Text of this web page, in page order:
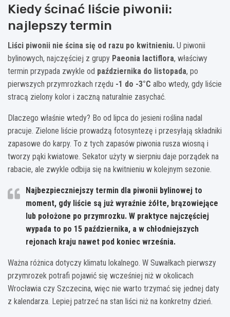
Kiedy ścinać liście piwonii:
najlepszy termin
Liści piwonii nie ścina się od razu po kwitnieniu. U piwonii
bylinowych, najczęściej z grupy Paeonia lactiflora, właściwy
termin przypada zwykle od października do listopada, po
pierwszych przymrozkach rzędu -1 do -3°C albo wtedy, gdy liście
stracą zielony kolor i zaczną naturalnie zasychać.
Dlaczego właśnie wtedy? Bo od lipca do jesieni roślina nadal
pracuje. Zielone liście prowadzą fotosyntezę i przesyłają składniki
zapasowe do karpy. To z tych zapasów piwonia rusza wiosną i
tworzy pąki kwiatowe. Sekator użyty w sierpniu daje porządek na
rabacie, ale zwykle odbija się na kwitnieniu w kolejnym sezonie.
Najbezpieczniejszy termin dla piwonii bylinowej to
moment, gdy liście są już wyraźnie żółte, brązowiejące
lub położone po przymrozku. W praktyce najczęściej
wypada to po 15 października, a w chłodniejszych
rejonach kraju nawet pod koniec września.
Ważna różnica dotyczy klimatu lokalnego. W Suwałkach pierwszy
przymrozek potrafi pojawić się wcześniej niż w okolicach
Wrocławia czy Szczecina, więc nie warto trzymać się jednej daty
z kalendarza. Lepiej patrzeć na stan liści niż na konkretny dzień.